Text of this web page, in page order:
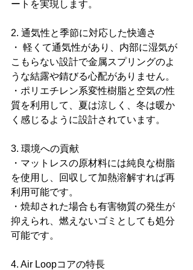
ートを実現します。
2. 通気性と季節に対応した快適さ
・ 軽くて通気性があり、内部に湿気が
こもらない設計で金属スプリングのよ
うな結露や錆びる心配がありません。
・ポリエチレン系変性樹脂と空気の性
質を利用して、夏は涼しく、冬は暖か
く感じるように設計されています。
3. 環境への貢献
・マットレスの原材料には純良な樹脂
を使用し、回収して加熱溶解すれば再
利用可能です。
・焼却された場合も有害物質の発生が
抑えられ、燃えないゴミとしても処分
可能です。
4. Air Loopコアの特長